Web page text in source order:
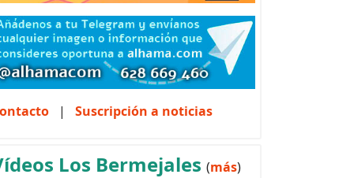
| Suscripción a noticias
Los Bermejales (más)